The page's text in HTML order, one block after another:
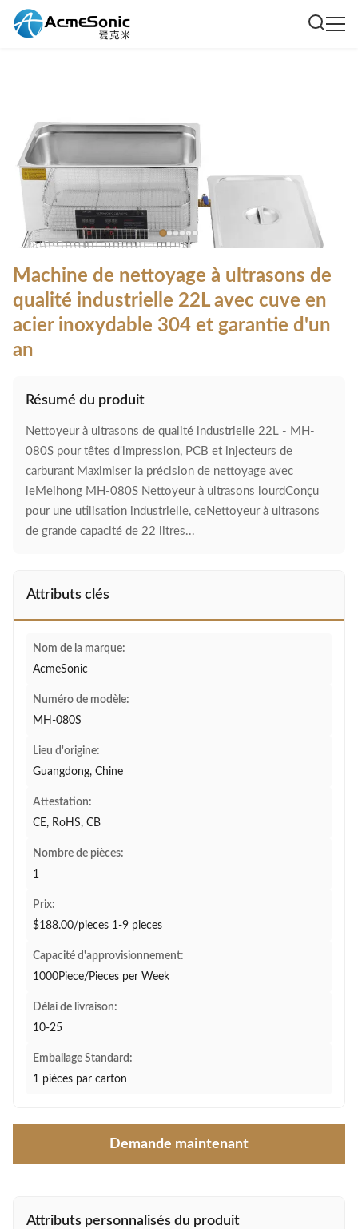
Machine de nettoyage à ultrasons de
qualité industrielle 22L avec cuve en
acier inoxydable 304 et garantie d'un
an
Résumé du produit
Nettoyeur à ultrasons de qualité industrielle 22L - MH-
080S pour têtes d'impression, PCB et injecteurs de
carburant Maximiser la précision de nettoyage avec
leMeihong MH-080S Nettoyeur à ultrasons lourdConçu
pour une utilisation industrielle, ceNettoyeur à ultrasons
de grande capacité de 22 litres...
Attributs clés
Nom de la marque:
AcmeSonic
Numéro de modèle:
MH-080S
Lieu d'origine:
Guangdong, Chine
Attestation:
CE, RoHS, CB
Nombre de pièces:
1
Prix:
$188.00/pieces 1-9 pieces
Capacité d'approvisionnement:
1000Piece/Pieces per Week
Délai de livraison:
10-25
Emballage Standard:
1 pièces par carton
Demande maintenant
Attributs personnalisés du produit